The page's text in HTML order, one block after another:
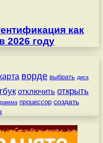
как
2026 году
ворде выбрать диск
отключить открыть
процессор создать